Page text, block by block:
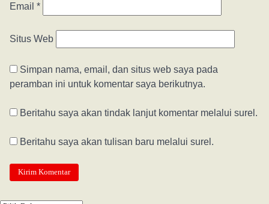
Email *
Situs Web
Simpan nama, email, dan situs web saya pada
peramban ini untuk komentar saya berikutnya.
Beritahu saya akan tindak lanjut komentar melalui surel.
Beritahu saya akan tulisan baru melalui surel.